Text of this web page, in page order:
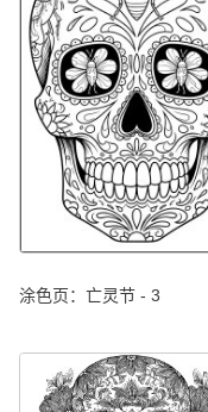
涂色页：亡灵节 - 3